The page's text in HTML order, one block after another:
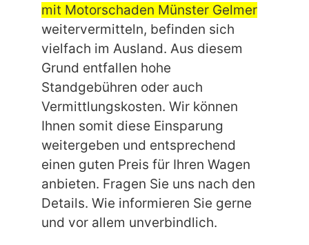
mit Motorschaden Münster Gelmer
weitervermitteln, befinden sich
vielfach im Ausland. Aus diesem
Grund entfallen hohe
Standgebühren oder auch
Vermittlungskosten. Wir können
Ihnen somit diese Einsparung
weitergeben und entsprechend
einen guten Preis für Ihren Wagen
anbieten. Fragen Sie uns nach den
Details. Wie informieren Sie gerne
und vor allem unverbindlich.